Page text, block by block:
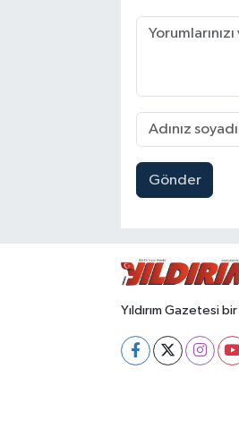
Gönder
Yıldırım Gazetesi